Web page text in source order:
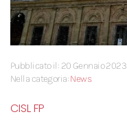
Pubblicato il: 20 Gennaio 2023
Nella categoria:News
CISL FP